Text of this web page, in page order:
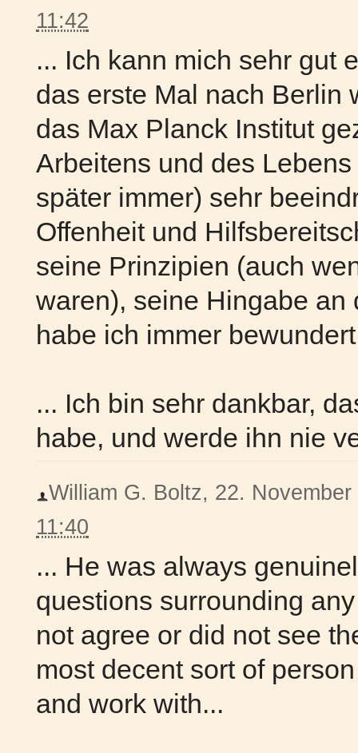
11:42
... Ich kann mich sehr gut
das erste Mal nach Berlin
das Max Planck Institut
Arbeitens und des
später immer) sehr
Offenheit und
seine Prinzipien (auch
waren), seine Hingabe
habe ich immer
... Ich bin sehr dankbar,
habe, und werde ihn nie
William G. Boltz, 22.
11:40
... He was always
questions surrounding
not agree or did not see
most decent sort of
and work with...